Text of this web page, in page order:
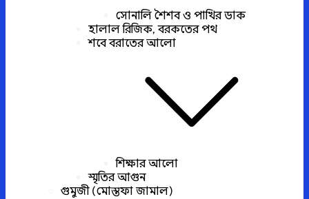
সোনালি শৈশব ও পাখির ডাক
হালাল রিজিক, বরকতের পথ
শবে বরাতের আলো
শিক্ষার আলো
স্মৃতির আগুন
গুমুজী (মোস্তফা জামাল)